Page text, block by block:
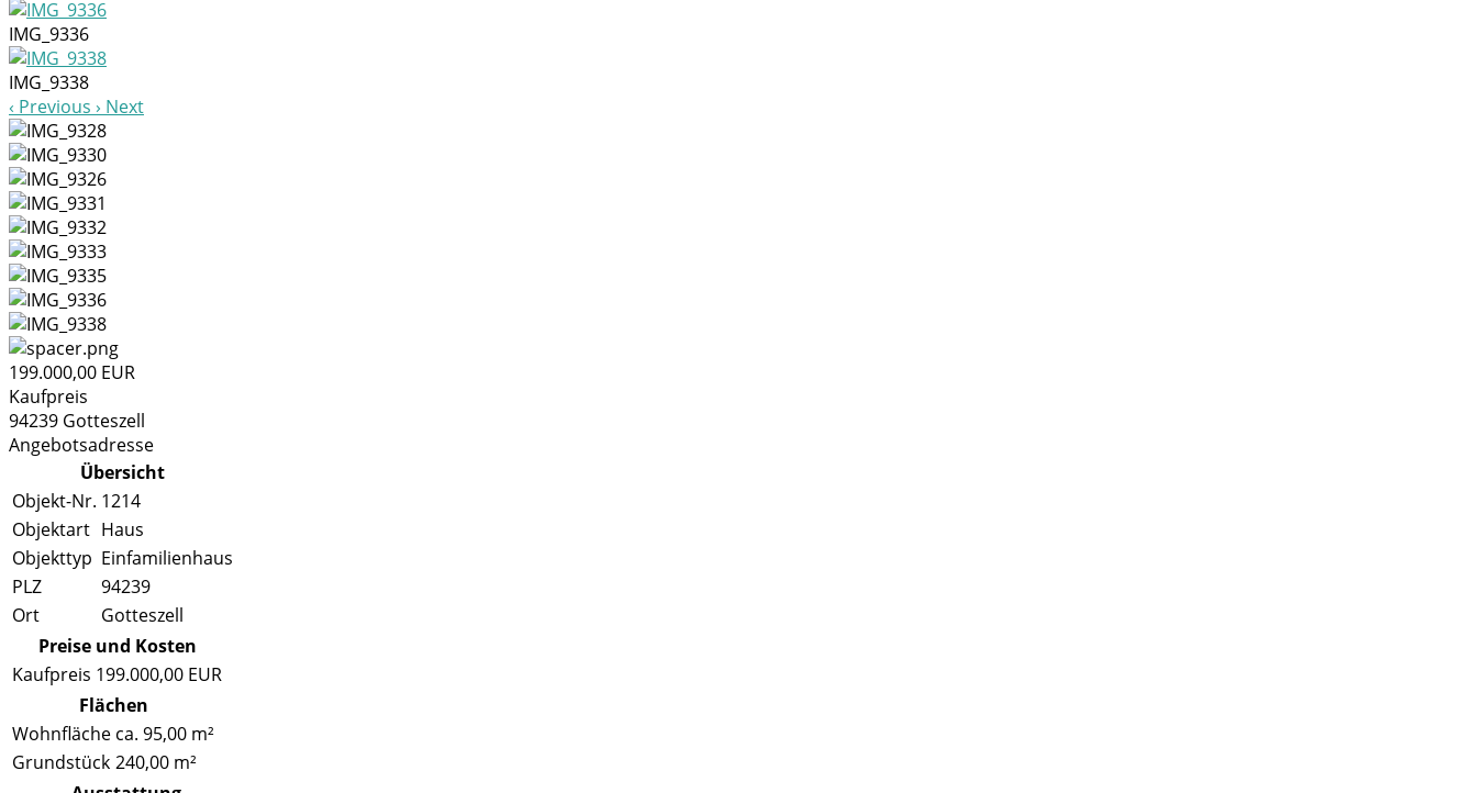
IMG_9336
IMG_9338
Previous
Next
199.000,00 EUR
Kaufpreis
94239 Gotteszell
Angebotsadresse
Übersicht
Objekt-Nr. 1214
Objektart Haus
Objekttyp Einfamilienhaus
PLZ
94239
Ort
Gotteszell
Preise und Kosten
Kaufpreis 199.000,00 EUR
Flächen
Wohnfläche ca. 95,00 m²
Grundstück 240,00 m²